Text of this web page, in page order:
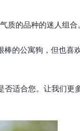
的品种的迷人组合。
棒的公寓狗，但也喜
否适合您。让我们更